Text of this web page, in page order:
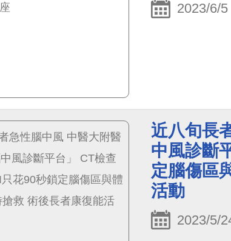
2023/6/5
近八旬長
中風診斷
定腦傷區
活動
2023/5/